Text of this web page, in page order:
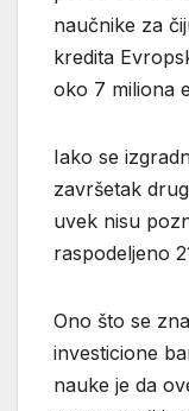
naučnike za
kredita
oko 7 miliona
Iako se
završetak
uvek nisu
raspodeljeno
Ono što se
investicione
nauke je da